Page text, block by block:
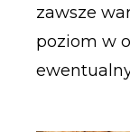
zawsze
poziom w